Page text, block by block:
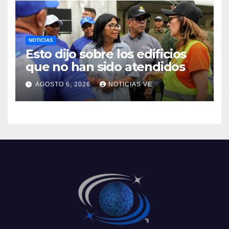
NOTICIAS
Esto dijo sobre los edificios
que no han sido atendidos
AGOSTO 6, 2026 NOTICIAS VE